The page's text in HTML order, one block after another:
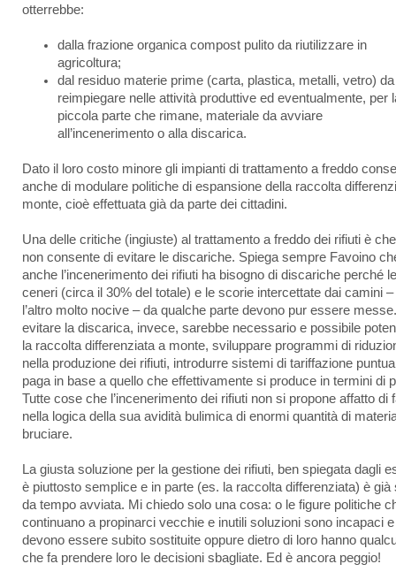
otterrebbe:
dalla frazione organica compost pulito da riutilizzare in
agricoltura;
dal residuo materie prime (carta, plastica, metalli, vetro) da
reimpiegare nelle attività produttive ed eventualmente, per
piccola parte che rimane, materiale da avviare
all’incenerimento o alla discarica.
Dato il loro costo minore gli impianti di trattamento a freddo
anche di modulare politiche di espansione della raccolta
monte, cioè effettuata già da parte dei cittadini.
Una delle critiche (ingiuste) al trattamento a freddo dei rifiuti è
non consente di evitare le discariche. Spiega sempre Favoino
anche l’incenerimento dei rifiuti ha bisogno di discariche perché le
ceneri (circa il 30% del totale) e le scorie intercettate dai camini –
l’altro molto nocive – da qualche parte devono pur essere
evitare la discarica, invece, sarebbe necessario e possibile
la raccolta differenziata a monte, sviluppare programmi di
nella produzione dei rifiuti, introdurre sistemi di tariffazione
paga in base a quello che effettivamente si produce in termini di
Tutte cose che l’incenerimento dei rifiuti non si propone affatto di
nella logica della sua avidità bulimica di enormi quantità di
bruciare.
La giusta soluzione per la gestione dei rifiuti, ben spiegata dagli
è piuttosto semplice e in parte (es. la raccolta differenziata) è già
da tempo avviata. Mi chiedo solo una cosa: o le figure politiche
continuano a propinarci vecchie e inutili soluzioni sono incapaci e
devono essere subito sostituite oppure dietro di loro hanno
che fa prendere loro le decisioni sbagliate. Ed è ancora peggio!